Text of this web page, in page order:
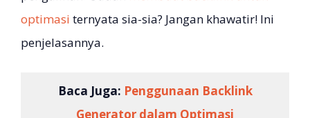
optimasi ternyata sia-sia? Jangan khawatir! Ini
penjelasannya.
Baca Juga: Penggunaan Backlink
Generator dalam Optimasi